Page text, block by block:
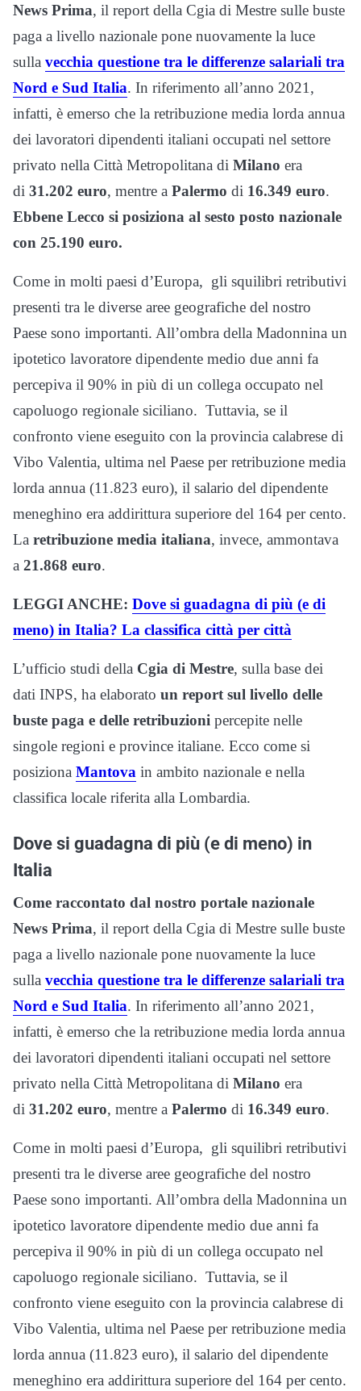
News Prima, il report della Cgia di Mestre sulle buste
paga a livello nazionale pone nuovamente la luce
sulla vecchia questione tra le differenze salariali tra
Nord e Sud Italia. In riferimento all’anno 2021,
infatti, è emerso che la retribuzione media lorda annua
dei lavoratori dipendenti italiani occupati nel settore
privato nella Città Metropolitana di Milano era
di 31.202 euro, mentre a Palermo di 16.349 euro.
Ebbene Lecco si posiziona al sesto posto nazionale
con 25.190 euro.
Come in molti paesi d’Europa, gli squilibri retributivi
presenti tra le diverse aree geografiche del nostro
Paese sono importanti. All’ombra della Madonnina un
ipotetico lavoratore dipendente medio due anni fa
percepiva il 90% in più di un collega occupato nel
capoluogo regionale siciliano. Tuttavia, se il
confronto viene eseguito con la provincia calabrese di
Vibo Valentia, ultima nel Paese per retribuzione media
lorda annua (11.823 euro), il salario del dipendente
meneghino era addirittura superiore del 164 per cento.
La retribuzione media italiana, invece, ammontava
a 21.868 euro.
LEGGI ANCHE: Dove si guadagna di più (e di
meno) in Italia? La classifica città per città
L’ufficio studi della Cgia di Mestre, sulla base dei
dati INPS, ha elaborato un report sul livello delle
buste paga e delle retribuzioni percepite nelle
singole regioni e province italiane. Ecco come si
posiziona Mantova in ambito nazionale e nella
classifica locale riferita alla Lombardia.
Dove si guadagna di più (e di meno) in
Italia
Come raccontato dal nostro portale nazionale
News Prima, il report della Cgia di Mestre sulle buste
paga a livello nazionale pone nuovamente la luce
sulla vecchia questione tra le differenze salariali tra
Nord e Sud Italia. In riferimento all’anno 2021,
infatti, è emerso che la retribuzione media lorda annua
dei lavoratori dipendenti italiani occupati nel settore
privato nella Città Metropolitana di Milano era
di 31.202 euro, mentre a Palermo di 16.349 euro.
Come in molti paesi d’Europa, gli squilibri retributivi
presenti tra le diverse aree geografiche del nostro
Paese sono importanti. All’ombra della Madonnina un
ipotetico lavoratore dipendente medio due anni fa
percepiva il 90% in più di un collega occupato nel
capoluogo regionale siciliano. Tuttavia, se il
confronto viene eseguito con la provincia calabrese di
Vibo Valentia, ultima nel Paese per retribuzione media
lorda annua (11.823 euro), il salario del dipendente
meneghino era addirittura superiore del 164 per cento.